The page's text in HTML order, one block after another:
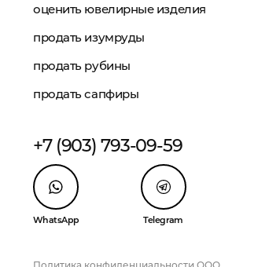
оценить ювелирные изделия
продать изумруды
продать рубины
продать сапфиры
+7 (903) 793-09-59
WhatsApp Telegram